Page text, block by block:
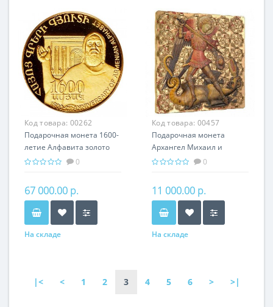
Код товара: 00262
Подарочная монета 1600-
летие Алфавита золото
8.60 гр - история Армении
0
67 000.00 р.
На складе
Код товара: 00457
Подарочная монета
Архангел Михаил и
Дракон серебро 31.10 гр -
религия Христианство
0
11 000.00 р.
На складе
|< < 1 2 3 4 5 6 > >|